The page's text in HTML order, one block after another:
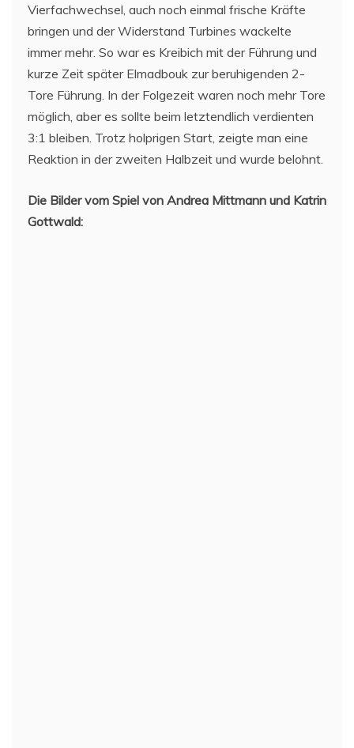
Vierfachwechsel, auch noch einmal frische Kräfte
bringen und der Widerstand Turbines wackelte
immer mehr. So war es Kreibich mit der Führung und
kurze Zeit später Elmadbouk zur beruhigenden 2-
Tore Führung. In der Folgezeit waren noch mehr Tore
möglich, aber es sollte beim letztendlich verdienten
3:1 bleiben. Trotz holprigen Start, zeigte man eine
Reaktion in der zweiten Halbzeit und wurde belohnt.
Die Bilder vom Spiel von Andrea Mittmann und Katrin
Gottwald: